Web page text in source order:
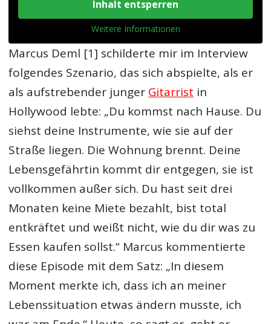
Inhalt entsperren
Weitere Informationen
Marcus Deml [1] schilderte mir im Interview
folgendes Szenario, das sich abspielte, als er
als aufstrebender junger Gitarrist in
Hollywood lebte: „Du kommst nach Hause. Du
siehst deine Instrumente, wie sie auf der
Straße liegen. Die Wohnung brennt. Deine
Lebensgefährtin kommt dir entgegen, sie ist
vollkommen außer sich. Du hast seit drei
Monaten keine Miete bezahlt, bist total
entkräftet und weißt nicht, wie du dir was zu
Essen kaufen sollst.“ Marcus kommentierte
diese Episode mit dem Satz: „In diesem
Moment merkte ich, dass ich an meiner
Lebenssituation etwas ändern musste, ich